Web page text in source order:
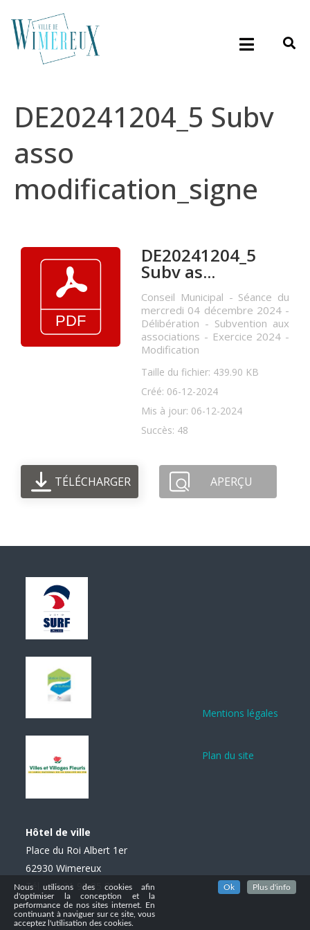
DE20241204_5 Subv
asso
modification_signe
DE20241204_5
Subv as...
Conseil Municipal - Séance du
mercredi 04 décembre 2024 -
Délibération - Subvention aux
associations - Exercice 2024 -
Modification
Taille du fichier: 439.90 KB
Créé: 06-12-2024
Mis à jour: 06-12-2024
Succès: 48
TÉLÉCHARGER APERÇU
Hôtel de ville
Place du Roi Albert 1er
62930 Wimereux
Tél. : 03 21 99 85 85
Mentions légales
Plan du site
Nous utilisons des cookies afin
d'optimiser la conception et la
performance de nos sites internet. En
continuant à naviguer sur ce site, vous
acceptez l'utilisation des cookies.
Ok Plus d'info